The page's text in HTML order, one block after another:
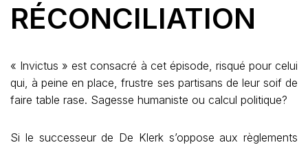
RÉCONCILIATION
« Invictus » est consacré à cet épisode, risqué pour celui
qui, à peine en place, frustre ses partisans de leur soif de
faire table rase. Sagesse humaniste ou calcul politique?
Si le successeur de De Klerk s’oppose aux règlements